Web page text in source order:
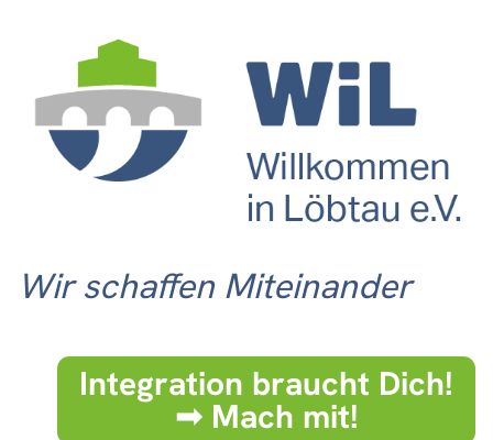
Wir schaffen Miteinander
Integration braucht Dich!
➟ Mach mit!